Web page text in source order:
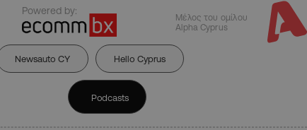
Powered by:
Μέλος του ομίλου
Alpha Cyprus
Newsauto CY Hello Cyprus
Podcasts